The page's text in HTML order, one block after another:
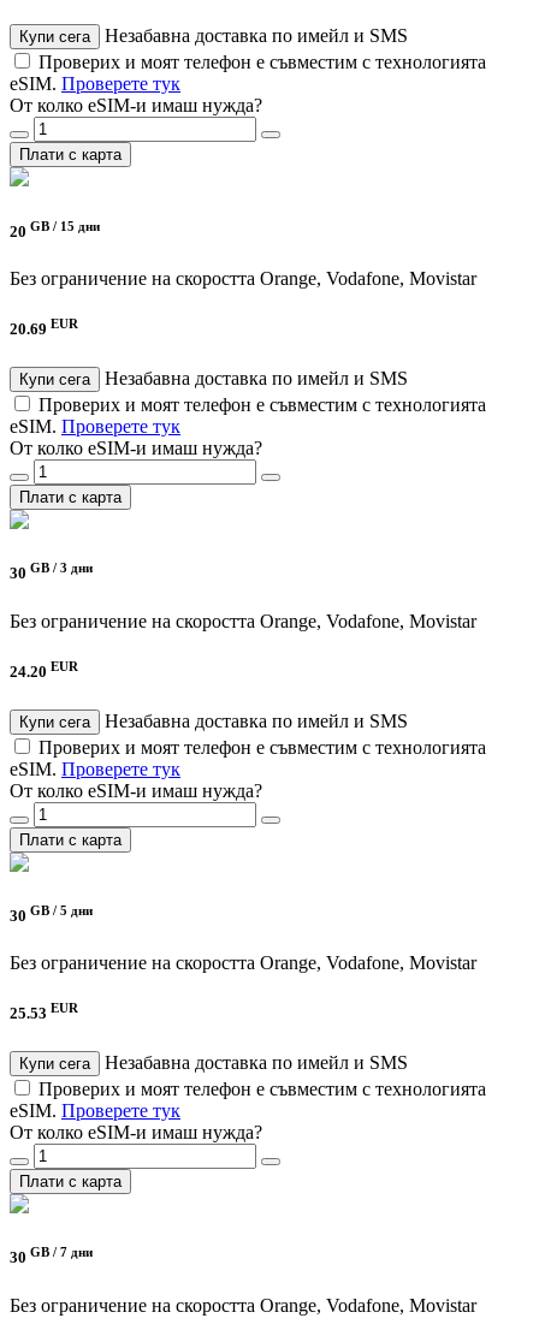
Купи сега
Незабавна доставка по имейл и SMS
Проверих и моят телефон е съвместим с технологията
eSIM. Проверете тук
От колко eSIM-и имаш нужда?
Плати с карта
20 GB / 15 дни
Без ограничение на скоростта Orange, Vodafone, Movistar
20.69 EUR
Купи сега
Незабавна доставка по имейл и SMS
Проверих и моят телефон е съвместим с технологията
eSIM. Проверете тук
От колко eSIM-и имаш нужда?
Плати с карта
30 GB / 3 дни
Без ограничение на скоростта Orange, Vodafone, Movistar
24.20 EUR
Купи сега
Незабавна доставка по имейл и SMS
Проверих и моят телефон е съвместим с технологията
eSIM. Проверете тук
От колко eSIM-и имаш нужда?
Плати с карта
30 GB / 5 дни
Без ограничение на скоростта Orange, Vodafone, Movistar
25.53 EUR
Купи сега
Незабавна доставка по имейл и SMS
Проверих и моят телефон е съвместим с технологията
eSIM. Проверете тук
От колко eSIM-и имаш нужда?
Плати с карта
30 GB / 7 дни
Без ограничение на скоростта Orange, Vodafone, Movistar